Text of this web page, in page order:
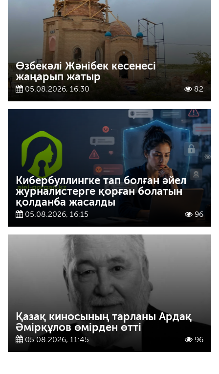
Өзбекәлі Жәнібек кесенесі
жаңарып жатыр
05.08.2026, 16:30 82
Кибербуллингке тап болған әйел
журналистерге қорған болатын
қолданба жасалды
05.08.2026, 16:15 96
Қазақ киносының тарланы Ардақ
Әмірқұлов өмірден өтті
05.08.2026, 11:45 96